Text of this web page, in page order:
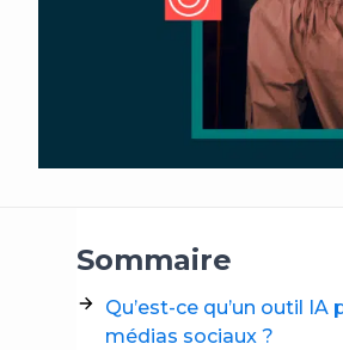
Sommaire
Qu’est-ce qu’un outil IA
médias sociaux ?